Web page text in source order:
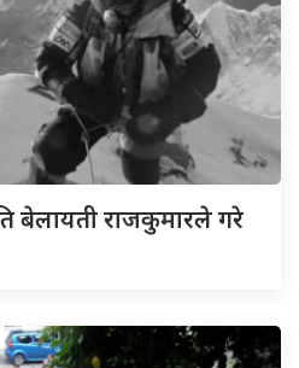
बेलायती राजकुमारले गरे